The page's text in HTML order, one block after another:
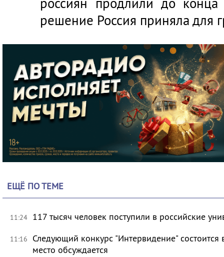
решение Россия приняла для
ЕЩЁ ПО ТЕМЕ
11:24 117 тысяч человек поступили в российские
11:16
Следующий конкурс "Интервидение" состоится
место обсуждается